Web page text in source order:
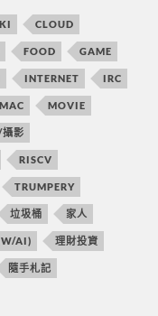
CLOUD
FOOD GAME
INTERNET IRC
MAC MOVIE
影
RISCV
TRUMPERY
垃圾桶 家人
AI) 理財投資
隨手札記